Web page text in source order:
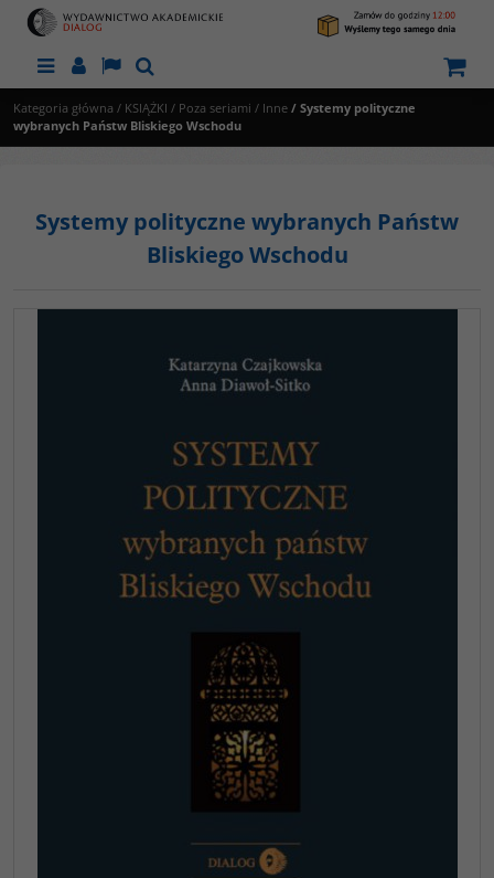
MenuPanelLangSzukaj
Kategoria główna / KSIĄŻKI / Poza seriami / Inne / Systemy polityczne
wybranych Państw Bliskiego Wschodu
Systemy polityczne wybranych Państw
Bliskiego Wschodu